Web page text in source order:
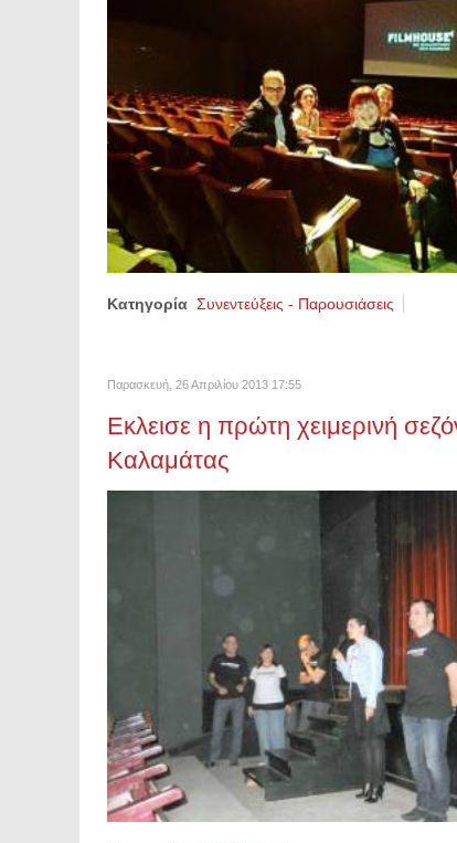
Κατηγορία Συνεντεύξεις - Παρουσιάσεις
Παρασκευή, 26 Απριλίου 2013 17:55
Εκλεισε η πρώτη χειμερινή
Καλαμάτας